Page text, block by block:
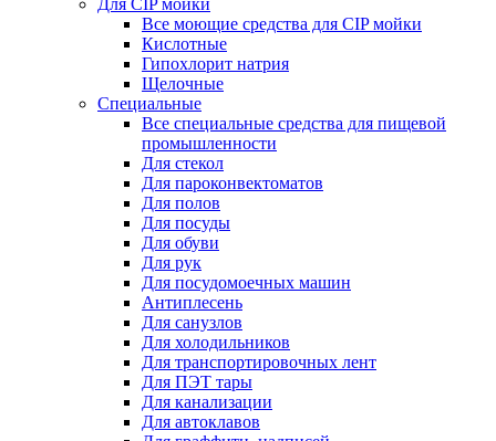
Для CIP мойки
Все моющие средства для CIP мойки
Кислотные
Гипохлорит натрия
Щелочные
Специальные
Все специальные средства для пищевой
промышленности
Для стекол
Для пароконвектоматов
Для полов
Для посуды
Для обуви
Для рук
Для посудомоечных машин
Антиплесень
Для санузлов
Для холодильников
Для транспортировочных лент
Для ПЭТ тары
Для канализации
Для автоклавов